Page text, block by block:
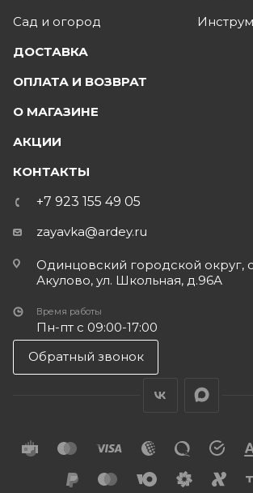
Сад и огород
ДОСТАВКА
ОПЛАТА И ВОЗВРАТ
О МАГАЗИНЕ
АКЦИИ
КОНТАКТЫ
+7 923 155 49 05
zayavka@ardey.ru
Одинцовский городской округ,
Акулово, ул. Школьная, д.96А
Время работы
Пн-пт с 09:00-17:00
Обратный звонок